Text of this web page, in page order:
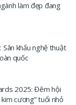
làm đẹp đang
Sân khấu nghệ thuật
quốc
2025: Đêm hội
cương” tuổi nhỏ